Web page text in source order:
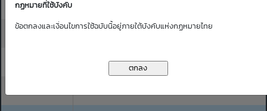
กฏหมายที่ใช้บังคับ
ข้อตกลงและเงื่อนไขการใช้ฉบับนี้อยู่ภายใต้บังคับแห่งกฏหมายไทย
11.90 12.00
12.00 12.10 0.16 0.16 0.15 0.15
0.16 0.16